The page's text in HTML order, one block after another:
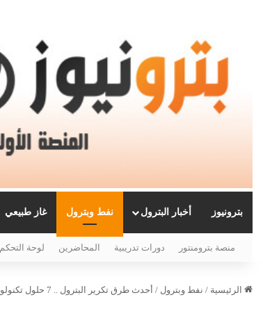
بترونيوز أخبار البترول نفط وبترول غاز طبيعي
منصة بترومنتور دورات تدريبية المحاضرين لوحة التحكم
الرئيسية / نفط وبترول / أحدث طرق تكرير البترول .. 7 حلول تكنولوجية تعيد تشكيل المصافي